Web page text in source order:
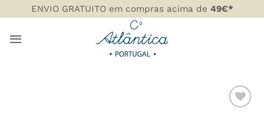
to
content
ENVIO GRATUITO em compras acima de 49€*